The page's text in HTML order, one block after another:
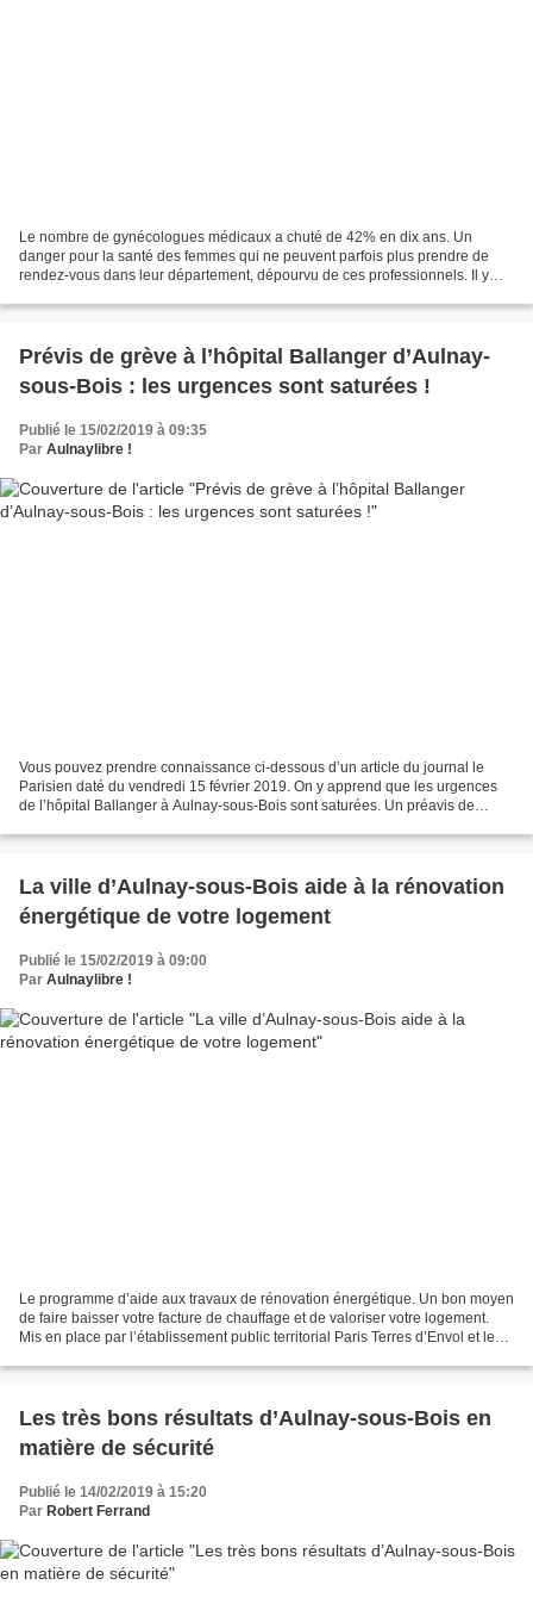
Le nombre de gynécologues médicaux a chuté de 42% en dix ans. Un
danger pour la santé des femmes qui ne peuvent parfois plus prendre de
rendez-vous dans leur département, dépourvu de ces professionnels. Il y
Prévis de grève à l’hôpital Ballanger d’Aulnay-
sous-Bois : les urgences sont saturées !
Publié le 15/02/2019 à 09:35
Par Aulnaylibre !
Vous pouvez prendre connaissance ci-dessous d’un article du journal le
Parisien daté du vendredi 15 février 2019. On y apprend que les urgences
de l’hôpital Ballanger à Aulnay-sous-Bois sont saturées. Un préavis de
La ville d’Aulnay-sous-Bois aide à la rénovation
énergétique de votre logement
Publié le 15/02/2019 à 09:00
Par Aulnaylibre !
Le programme d’aide aux travaux de rénovation énergétique. Un bon moyen
de faire baisser votre facture de chauffage et de valoriser votre logement.
Mis en place par l’établissement public territorial Paris Terres d’Envol et les
Les très bons résultats d’Aulnay-sous-Bois en
matière de sécurité
Publié le 14/02/2019 à 15:20
Par Robert Ferrand